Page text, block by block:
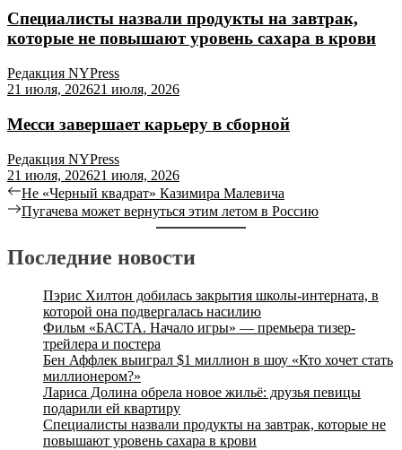
Специалисты назвали продукты на завтрак,
которые не повышают уровень сахара в крови
Редакция NYPress
21 июля, 202621 июля, 2026
Месси завершает карьеру в сборной
Редакция NYPress
21 июля, 202621 июля, 2026
Не «Черный квадрат» Казимира Малевича
Пугачева может вернуться этим летом в Россию
Последние новости
Пэрис Хилтон добилась закрытия школы-интерната, в
которой она подвергалась насилию
Фильм «БАСТА. Начало игры» — премьера тизер-
трейлера и постера
Бен Аффлек выиграл $1 миллион в шоу «Кто хочет стать
миллионером?»
Лариса Долина обрела новое жильё: друзья певицы
подарили ей квартиру
Специалисты назвали продукты на завтрак, которые не
повышают уровень сахара в крови